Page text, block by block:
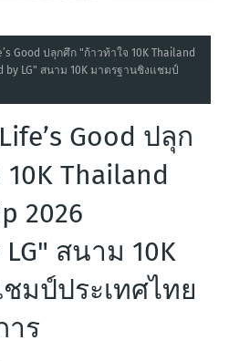
Good ปลุกศึก "ก้าวท้าใจ 10K Thailand
by LG" สนาม 10K มาตรฐานชิงแชมป์
Good ปลุก
Thailand
2026
สนาม 10K
มป์ประเทศไทย
าร